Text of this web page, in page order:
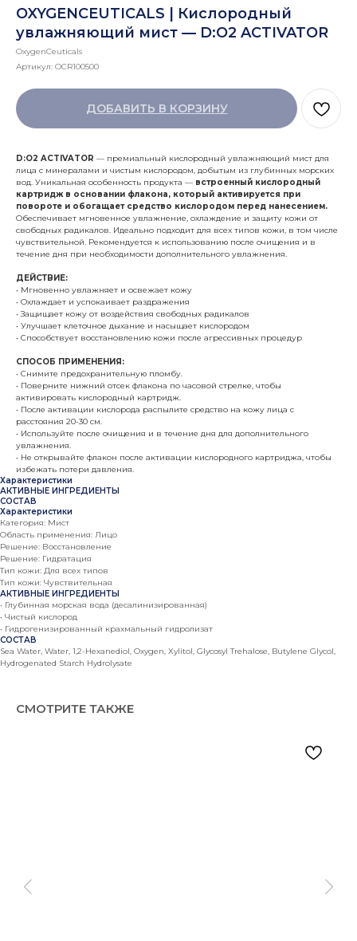
OXYGENCEUTICALS | Кислородный
увлажняющий мист — D:O2 ACTIVATOR
OxygenCeuticals
Артикул: OCR100500
ДОБАВИТЬ В КОРЗИНУ
D:O2 ACTIVATOR — премиальный кислородный увлажняющий мист для
лица с минералами и чистым кислородом, добытым из глубинных морских
вод. Уникальная особенность продукта — встроенный кислородный
картридж в основании флакона, который активируется при
повороте и обогащает средство кислородом перед нанесением.
Обеспечивает мгновенное увлажнение, охлаждение и защиту кожи от
свободных радикалов. Идеально подходит для всех типов кожи, в том числе
чувствительной. Рекомендуется к использованию после очищения и в
течение дня при необходимости дополнительного увлажнения.
ДЕЙСТВИЕ:
• Мгновенно увлажняет и освежает кожу
• Охлаждает и успокаивает раздражения
• Защищает кожу от воздействия свободных радикалов
• Улучшает клеточное дыхание и насыщает кислородом
• Способствует восстановлению кожи после агрессивных процедур
СПОСОБ ПРИМЕНЕНИЯ:
• Снимите предохранительную пломбу.
• Поверните нижний отсек флакона по часовой стрелке, чтобы
активировать кислородный картридж.
• После активации кислорода распылите средство на кожу лица с
расстояния 20-30 см.
• Используйте после очищения и в течение дня для дополнительного
увлажнения.
• Не открывайте флакон после активации кислородного картриджа, чтобы
избежать потери давления.
Характеристики
АКТИВНЫЕ ИНГРЕДИЕНТЫ
СОСТАВ
Характеристики
Категория: Мист
Область применения: Лицо
Решение: Восстановление
Решение: Гидратация
Тип кожи: Для всех типов
Тип кожи: Чувствительная
АКТИВНЫЕ ИНГРЕДИЕНТЫ
• Глубинная морская вода (десалинизированная)
• Чистый кислород
• Гидрогенизированный крахмальный гидролизат
СОСТАВ
Sea Water, Water, 1,2-Hexanediol, Oxygen, Xylitol, Glycosyl Trehalose, Butylene Glycol,
Hydrogenated Starch Hydrolysate
СМОТРИТЕ ТАКЖЕ